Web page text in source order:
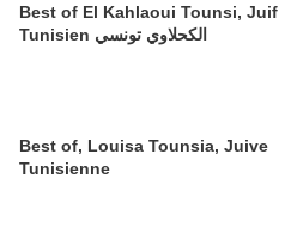
Best of El Kahlaoui Tounsi, Juif
Tunisien الكحلاوي تونسي
Best of, Louisa Tounsia, Juive
Tunisienne